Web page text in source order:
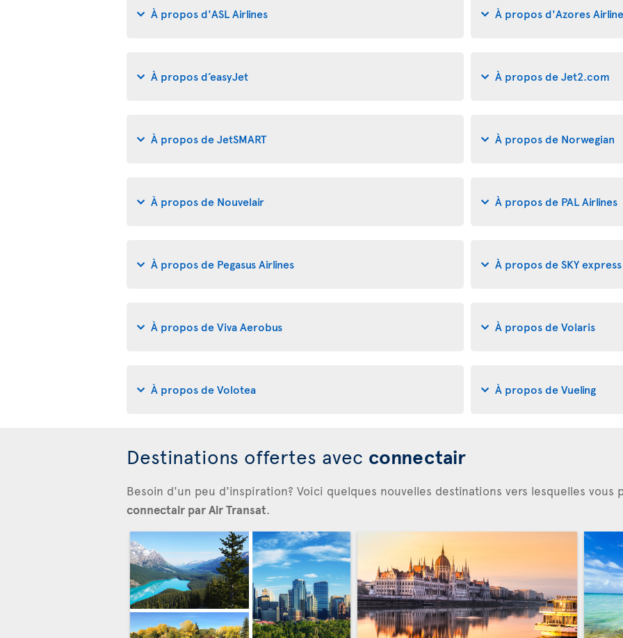
À propos d'ASL Airlines À propos d'Azores
À propos d’easyJet À propos de Jet2.com
À propos de JetSMART À propos de Norwegian
À propos de Nouvelair À propos de PAL Airlines
À propos de Pegasus Airlines À propos de SKY express
À propos de Viva Aerobus À propos de Volaris
À propos de Volotea À propos de Vueling
Destinations offertes avec connectair
Besoin d'un peu d'inspiration? Voici quelques nouvelles destinations vers lesquelles vous
connectair par Air Transat.